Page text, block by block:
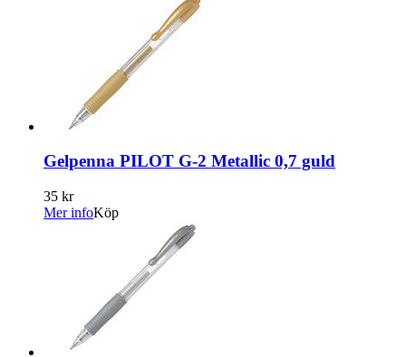
Gelpenna PILOT G-2 Metallic 0,7 guld
35 kr
Mer infoKöp